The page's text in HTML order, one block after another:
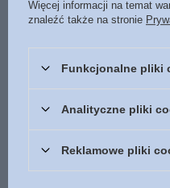
ISBN Więcej
Ramka na tablice
Więcej informacji na temat
znaleźć także na stronie
Funkcjonalne pliki
Analityczne pliki
Reklamowe pliki